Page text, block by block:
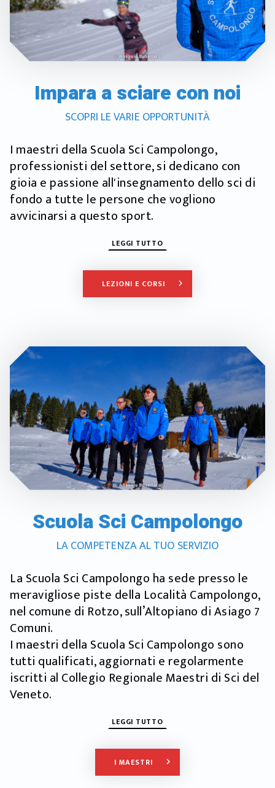
Impara a sciare con noi
SCOPRI LE VARIE OPPORTUNITÀ
I maestri della Scuola Sci Campolongo,
professionisti del settore, si dedicano con
gioia e passione all'insegnamento dello sci di
fondo a tutte le persone che vogliono
avvicinarsi a questo sport.
LEGGI TUTTO
LEZIONI E CORSI keyboard_arrow_right
Scuola Sci Campolongo
LA COMPETENZA AL TUO SERVIZIO
La Scuola Sci Campolongo ha sede presso le
meravigliose piste della Località Campolongo,
nel comune di Rotzo, sull’Altopiano di Asiago 7
Comuni.
I maestri della Scuola Sci Campolongo sono
tutti qualificati, aggiornati e regolarmente
iscritti al Collegio Regionale Maestri di Sci del
Veneto.
LEGGI TUTTO
I MAESTRI keyboard_arrow_right